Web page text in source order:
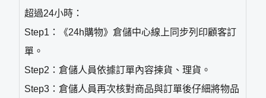
超過24小時：
Step1：《24h購物》倉儲中心線上同步列印顧客訂
單。
Step2：倉儲人員依據訂單內容揀貨、理貨。
Step3：倉儲人員再次核對商品與訂單後仔細將物品